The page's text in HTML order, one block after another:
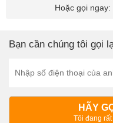
Hoặc gọi ngay:
Bạn cần chúng tôi gọi
HÃY
Tôi đang